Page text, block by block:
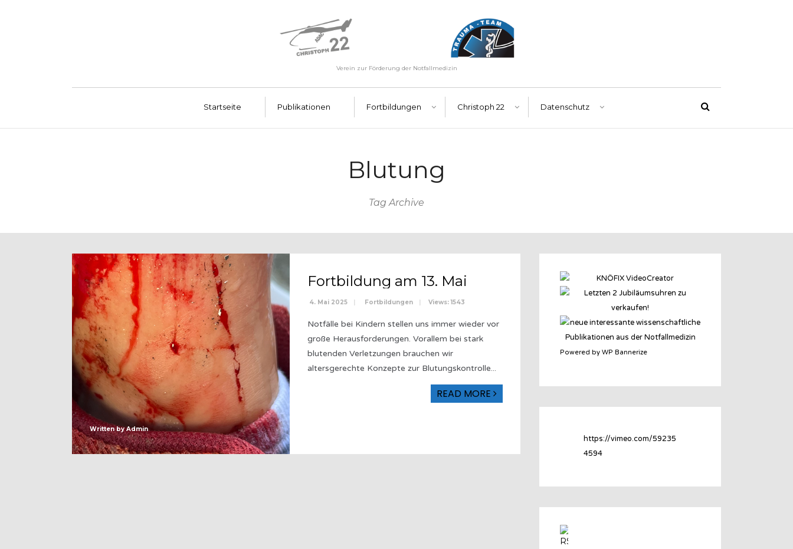
Verein zur Förderung der Notfallmedizin
Startseite Publikationen Fortbildungen Christoph 22 Datenschutz
Blutung
Tag Archive
Written byAdmin
Fortbildung am 13. Mai
4. Mai 2025 | Fortbildungen | Views: 1543
Notfälle bei Kindern stellen uns immer wieder vor
große Herausforderungen. Vorallem bei stark
blutenden Verletzungen brauchen wir
altersgerechte Konzepte zur Blutungskontrolle...
READ MORE
Powered by WP Bannerize
https://vimeo.com/59235
4594